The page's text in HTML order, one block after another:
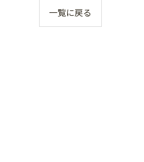
一覧に戻る